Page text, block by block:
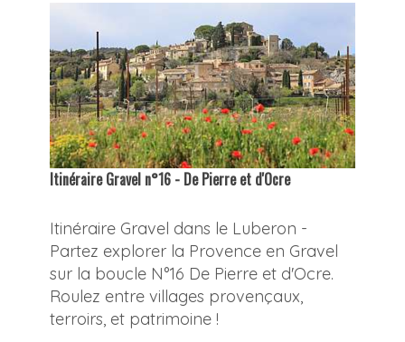
Itinéraire Gravel n°16 - De Pierre et d'Ocre
Itinéraire Gravel dans le Luberon -
Partez explorer la Provence en Gravel
sur la boucle N°16 De Pierre et d'Ocre.
Roulez entre villages provençaux,
terroirs, et patrimoine !